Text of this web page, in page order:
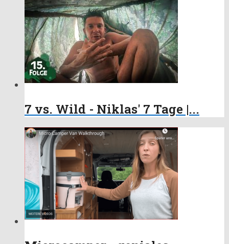
7 vs. Wild - Niklas' 7 Tage |...